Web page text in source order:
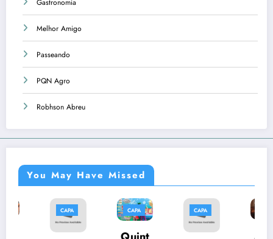
Melhor Amigo
Passeando
PQN Agro
Robhson Abreu
You May Have Missed
CAPA CAPA CAPA
Músi